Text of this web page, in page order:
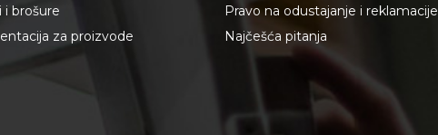
i brošure
za proizvode
Pravo na odustajanje i reklamacije
Najčešća pitanja